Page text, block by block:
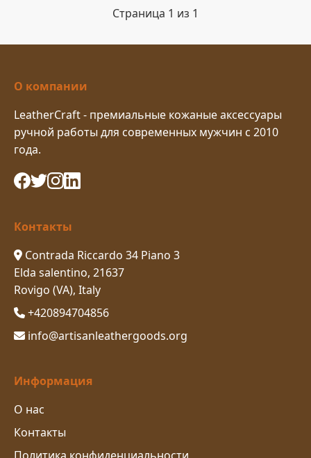
Страница 1 из 1
О компании
LeatherCraft - премиальные кожаные аксессуары
ручной работы для современных мужчин с 2010
года.
Контакты
Contrada Riccardo 34 Piano 3
Elda salentino, 21637
Rovigo (VA), Italy
+420894704856
info@artisanleathergoods.org
Информация
О нас
Контакты